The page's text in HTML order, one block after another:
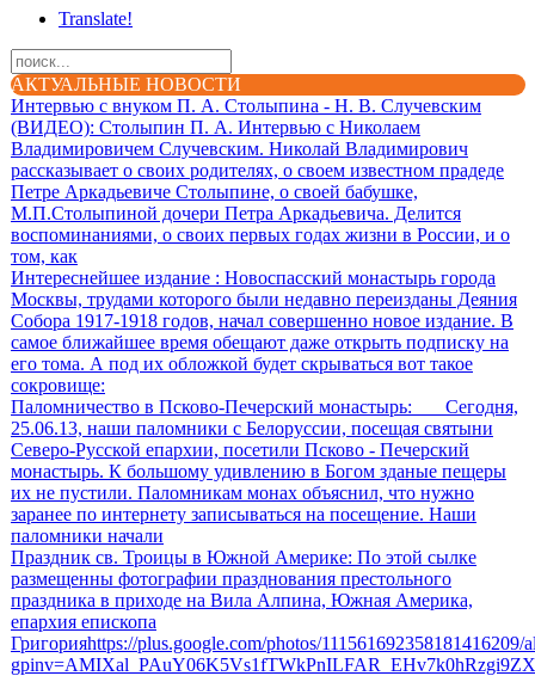
Translate!
АКТУАЛЬНЫЕ НОВОСТИ
Интервью с внуком П. А. Столыпина - Н. В. Случевским
(ВИДЕО): Столыпин П. А. Интервью с Николаем
Владимировичем Случевским. Николай Владимирович
рассказывает о своих родителях, о своем известном прадеде
Петре Аркадьевиче Столыпине, о своей бабушке,
М.П.Столыпиной дочери Петра Аркадьевича. Делится
воспоминаниями, о своих первых годах жизни в России, и о
том, как
Интереснейшее издание : Новоспасский монастырь города
Москвы, трудами которого были недавно переизданы Деяния
Собора 1917-1918 годов, начал совершенно новое издание. В
самое ближайшее время обещают даже открыть подписку на
его тома. А под их обложкой будет скрываться вот такое
сокровище:
Паломничество в Псково-Печерский монастырь: Сегодня,
25.06.13, наши паломники с Белоруссии, посещая святыни
Северо-Русской епархии, посетили Псково - Печерский
монастырь. К большому удивлению в Богом зданые пещеры
их не пустили. Паломникам монах объяснил, что нужно
заранее по интернету записываться на посещение. Наши
паломники начали
Праздник св. Троицы в Южной Америке: По этой сылке
размещенны фотографии празднования престольного
праздника в приходе на Вила Алпина, Южная Америка,
епархия епископа
Григорияhttps://plus.google.com/photos/111561692358181416209/